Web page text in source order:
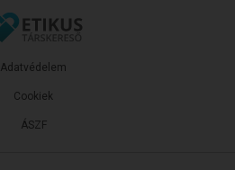
ÁSZF
Adatvédelem
Cookiek